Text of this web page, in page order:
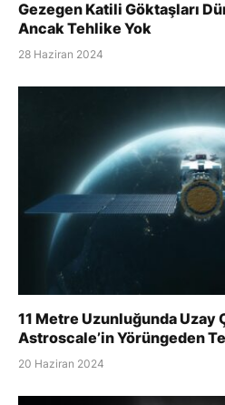
Gezegen Katili Göktaşları
Ancak Tehlike Yok
28 Haziran 2024
11 Metre Uzunluğunda Uzay
Astroscale’in Yörüngeden
20 Haziran 2024